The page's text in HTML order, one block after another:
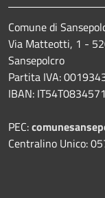
Comune di
Via Matteotti, 1 -
Sansepolcro
Partita IVA:
IBAN:
PEC:
Centralino Unico: